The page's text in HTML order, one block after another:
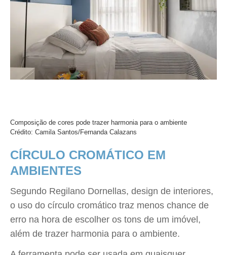
Composição de cores pode trazer harmonia para o ambiente
Crédito: Camila Santos/Fernanda Calazans
CÍRCULO CROMÁTICO EM
AMBIENTES
Segundo Regilano Dornellas, design de interiores,
o uso do círculo cromático traz menos chance de
erro na hora de escolher os tons de um imóvel,
além de trazer harmonia para o ambiente.